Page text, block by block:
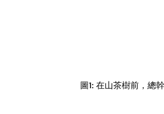
圖1: 在山茶樹前，總